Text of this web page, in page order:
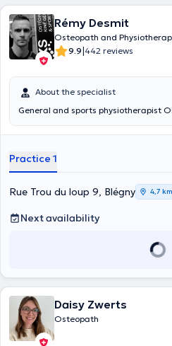
Rémy Desmit
Osteopath and
9.9|442 reviews
About the specialist
General and sports physiotherapist
Practice 1
Rue Trou du loup 9, Blégny 4,7 km
Next availability
Daisy Zwerts
Osteopath